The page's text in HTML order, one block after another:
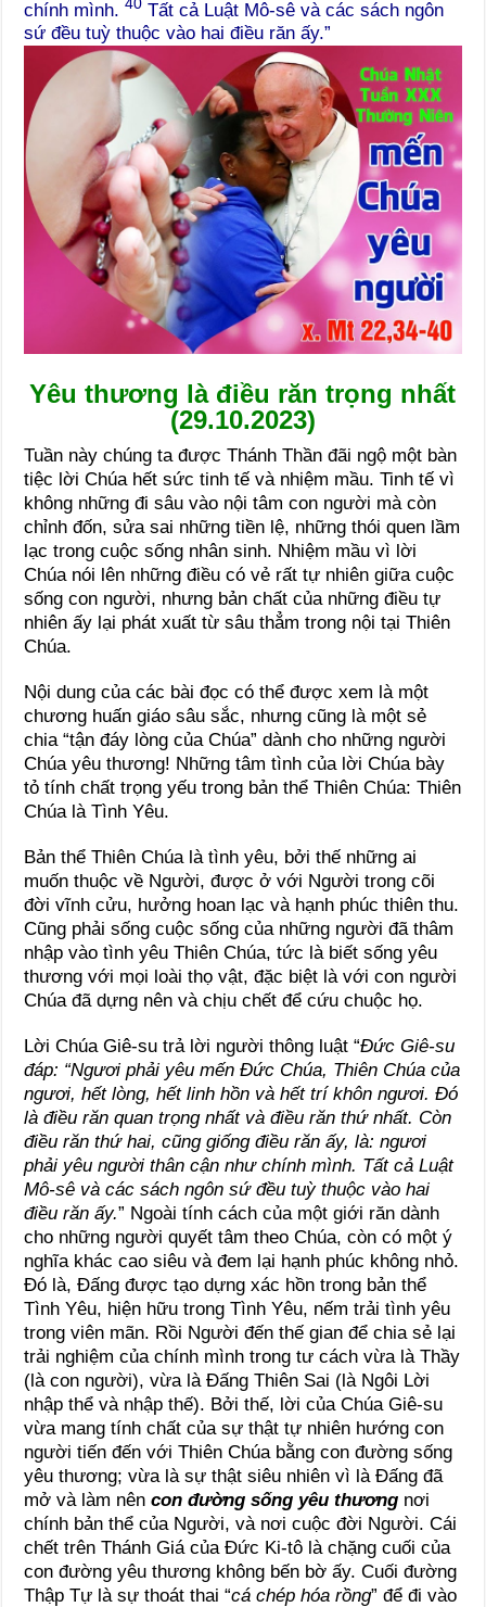
chính mình.
Tất cả Luật Mô-sê và các sách ngôn
sứ đều tuỳ thuộc vào hai điều răn ấy.”
Yêu thương là điều răn trọng nhất
(29.10.2023)
Tuần này chúng ta được Thánh Thần đãi ngộ một bàn
tiệc lời Chúa hết sức tinh tế và nhiệm mầu. Tinh tế vì
không những đi sâu vào nội tâm con người mà còn
chỉnh đốn, sửa sai những tiền lệ, những thói quen lầm
lạc trong cuộc sống nhân sinh. Nhiệm mầu vì lời
Chúa nói lên những điều có vẻ rất tự nhiên giữa cuộc
sống con người, nhưng bản chất của những điều tự
nhiên ấy lại phát xuất từ sâu thẳm trong nội tại Thiên
Chúa.
Nội dung của các bài đọc có thể được xem là một
chương huấn giáo sâu sắc, nhưng cũng là một sẻ
chia “tận đáy lòng của Chúa” dành cho những người
Chúa yêu thương! Những tâm tình của lời Chúa bày
tỏ tính chất trọng yếu trong bản thể Thiên Chúa: Thiên
Chúa là Tình Yêu.
Bản thể Thiên Chúa là tình yêu, bởi thế những ai
muốn thuộc về Người, được ở với Người trong cõi
đời vĩnh cửu, hưởng hoan lạc và hạnh phúc thiên thu.
Cũng phải sống cuộc sống của những người đã thâm
nhập vào tình yêu Thiên Chúa, tức là biết sống yêu
thương với mọi loài thọ vật, đặc biệt là với con người
Chúa đã dựng nên và chịu chết để cứu chuộc họ.
Lời Chúa Giê-su trả lời người thông luật “Đức Giê-su
đáp: “Ngươi phải yêu mến Đức Chúa, Thiên Chúa của
ngươi, hết lòng, hết linh hồn và hết trí khôn ngươi. Đó
là điều răn quan trọng nhất và điều răn thứ nhất. Còn
điều răn thứ hai, cũng giống điều răn ấy, là: ngươi
phải yêu người thân cận như chính mình. Tất cả Luật
Mô-sê và các sách ngôn sứ đều tuỳ thuộc vào hai
điều răn ấy.” Ngoài tính cách của một giới răn dành
cho những người quyết tâm theo Chúa, còn có một ý
nghĩa khác cao siêu và đem lại hạnh phúc không nhỏ.
Đó là, Đấng được tạo dựng xác hồn trong bản thể
Tình Yêu, hiện hữu trong Tình Yêu, nếm trải tình yêu
trong viên mãn. Rồi Người đến thế gian để chia sẻ lại
trải nghiệm của chính mình trong tư cách vừa là Thầy
(là con người), vừa là Đấng Thiên Sai (là Ngôi Lời
nhập thể và nhập thế). Bởi thế, lời của Chúa Giê-su
vừa mang tính chất của sự thật tự nhiên hướng con
người tiến đến với Thiên Chúa bằng con đường sống
yêu thương; vừa là sự thật siêu nhiên vì là Đấng đã
mở và làm nêncon đường sống yêu thương nơi
chính bản thể của Người, và nơi cuộc đời Người. Cái
chết trên Thánh Giá của Đức Ki-tô là chặng cuối của
con đường yêu thương không bến bờ ấy. Cuối đường
Thập Tự là sự thoát thai “cá chép hóa rồng” để đi vào